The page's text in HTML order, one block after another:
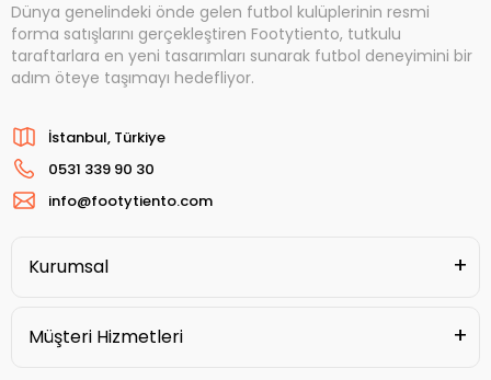
Dünya genelindeki önde gelen futbol kulüplerinin resmi
forma satışlarını gerçekleştiren Footytiento, tutkulu
taraftarlara en yeni tasarımları sunarak futbol deneyimini bir
adım öteye taşımayı hedefliyor.
İstanbul, Türkiye
0531 339 90 30
info@footytiento.com
Kurumsal
Müşteri Hizmetleri